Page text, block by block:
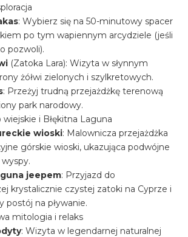
: Wybierz się na 50-minutowy spacer
po tym wapiennym arcydziele (jeśli
pozwoli).
(Zatoka Lara): Wizyta w słynnym
żółwi zielonych i szylkretowych.
: Przeżyj trudną przejażdżkę terenową
park narodowy.
i Błękitna Laguna
wioski: Malownicza przejażdżka
górskie wioski, ukazująca podwójne
jeepem: Przyjazd do
krystalicznie czystej zatoki na Cyprze i
postój na pływanie.
mitologia i relaks
: Wizyta w legendarnej naturalnej